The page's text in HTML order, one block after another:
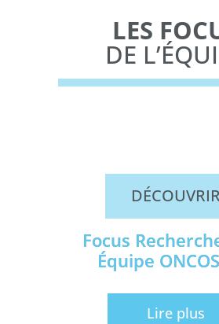
LES
DE
DÉCOUVRIR
Focus
Équipe
Lire plus